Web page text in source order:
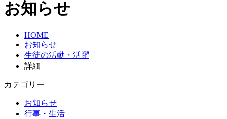
お知らせ
HOME
お知らせ
生徒の活動・活躍
詳細
カテゴリー
お知らせ
行事・生活